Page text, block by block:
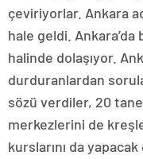
çeviriyorlar. Ankara
hale geldi.
halinde dolaşıyor.
durduranlardan
sözü verdiler, 20
merkezlerini de
kurslarını da